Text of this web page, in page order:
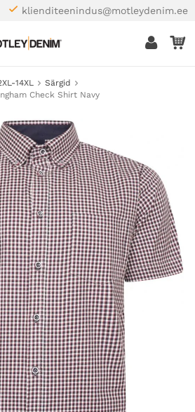
klienditeenindus@motleydenim.ee
14XL
Särgid
Check Shirt Navy